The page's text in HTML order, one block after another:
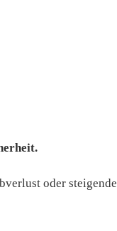
oder steigende